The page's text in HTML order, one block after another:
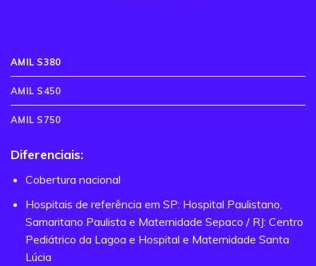
AMIL S380
AMIL S450
AMIL S750
Diferenciais:
Cobertura nacional
Hospitais de referência em SP: Hospital Paulistano,
Samaritano Paulista e Maternidade Sepaco / RJ: Centro
Pediátrico da Lagoa e Hospital e Maternidade Santa
Lúcia